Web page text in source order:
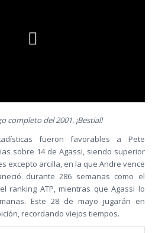
completo del 2001. ¡Bestial!
fueron favorables a Pete
sobre 14 de Agassi, siendo superior
excepto arcilla, en la que Andre vence
durante 286 semanas como el
ranking ATP, mientras que Agassi lo
Este 28 de mayo jugarán en
recordando viejos tiempos.